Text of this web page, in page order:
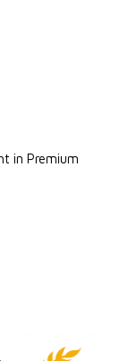
in Premium